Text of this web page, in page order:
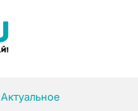
Актуальное